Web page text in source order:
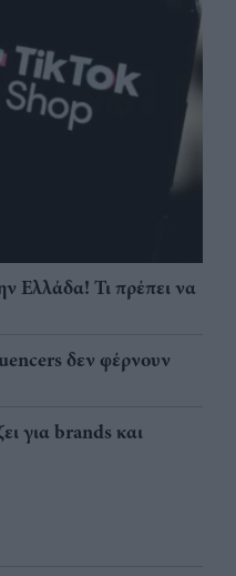
Ελλάδα! Τι πρέπει να
δεν φέρνουν
για brands και